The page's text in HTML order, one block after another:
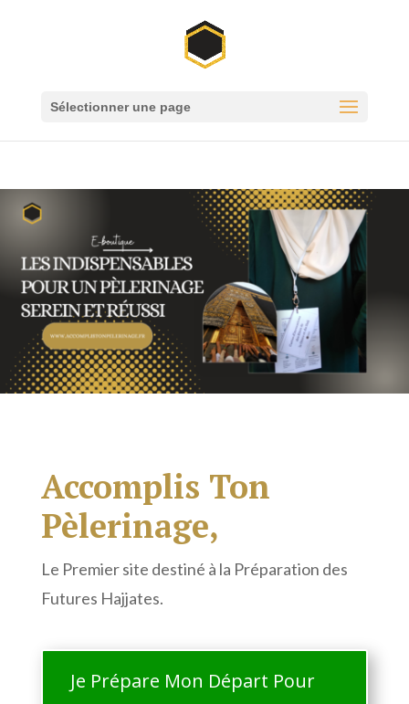
Sélectionner une page
Accomplis Ton
Pèlerinage,
Le Premier site destiné à la Préparation des
Futures Hajjates.
Je Prépare Mon Départ Pour